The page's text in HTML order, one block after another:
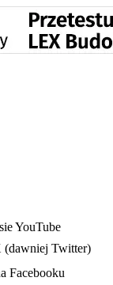
YouTube
(dawniej Twitter)
Facebooku